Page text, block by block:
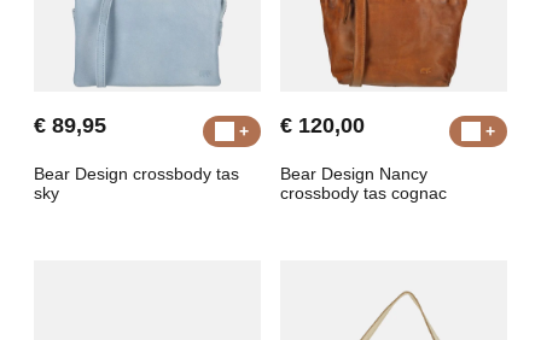
€ 89,95
Bear Design crossbody tas
sky
€ 120,00
Bear Design Nancy
crossbody tas cognac